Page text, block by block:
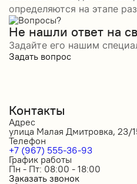
определяются на этапе
Не нашли ответ на
Задайте его нашим
Задать вопрос
Контакты
Адрес
улица Малая Дмитровка, 23/
Телефон
+7 (967) 555-36-93
График работы
Пн - Пт: 08:00 - 18:00
Заказать звонок